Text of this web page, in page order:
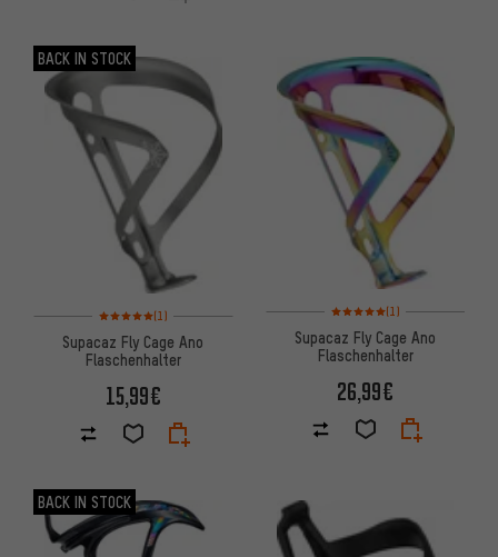
BACK IN STOCK
Bewertungen: 5 von 5 basierend auf 1 Bewertungen
(1)
Supacaz Fly Cage Ano
Flaschenhalter
15,99€
Bewertungen: 5 von 5
(1)
Supacaz Fly Cage Ano
Flaschenhalter
26,99€
BACK IN STOCK